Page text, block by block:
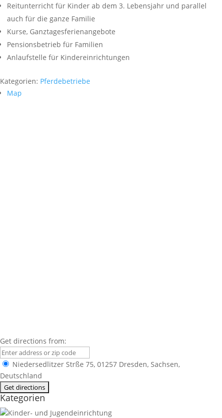
Reitunterricht für Kinder ab dem 3. Lebensjahr und parallel
auch für die ganze Familie
Kurse, Ganztagesferienangebote
Pensionsbetrieb für Familien
Anlaufstelle für Kindereinrichtungen
Kategorien: Pferdebetriebe
Map
Get directions from:
Niedersedlitzer Strße 75, 01257 Dresden, Sachsen,
Deutschland
Kategorien
Kinder- und Jugendeinrichtung